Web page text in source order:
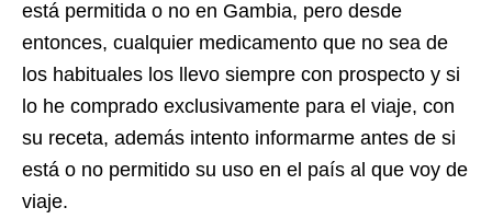
está permitida o no en Gambia, pero desde
entonces, cualquier medicamento que no sea de
los habituales los llevo siempre con prospecto y si
lo he comprado exclusivamente para el viaje, con
su receta, además intento informarme antes de si
está o no permitido su uso en el país al que voy de
viaje.